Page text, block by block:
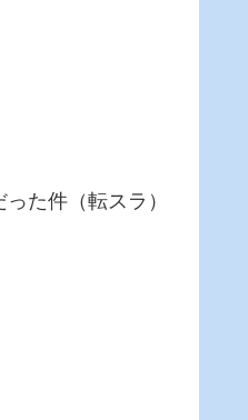
た件（転スラ）